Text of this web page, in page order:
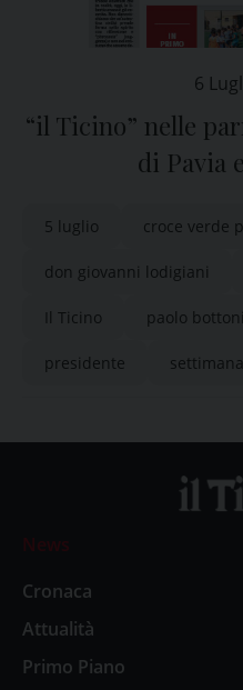
6
“il Ticino” nelle
di Pavia
5 luglio croce verde
don giovanni lodigiani
Il Ticino paolo bottoni
presidente
News
Cronaca
Attualità
Primo Piano